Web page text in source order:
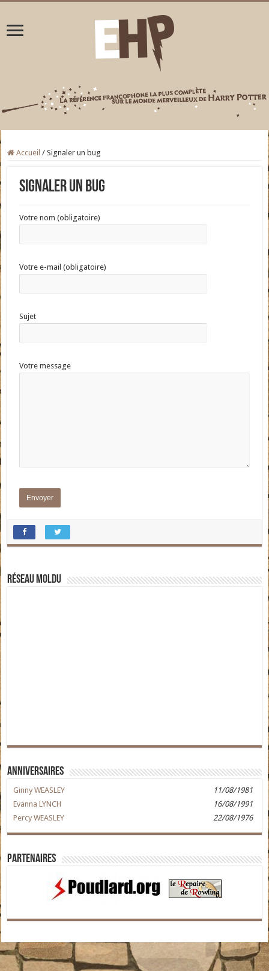
Accueil / Signaler un bug
Signaler un bug
Votre nom (obligatoire)
Votre e-mail (obligatoire)
Sujet
Votre message
Réseau moldu
Anniversaires
Ginny WEASLEY
11/08/1981
Evanna LYNCH
16/08/1991
Percy WEASLEY
22/08/1976
Partenaires